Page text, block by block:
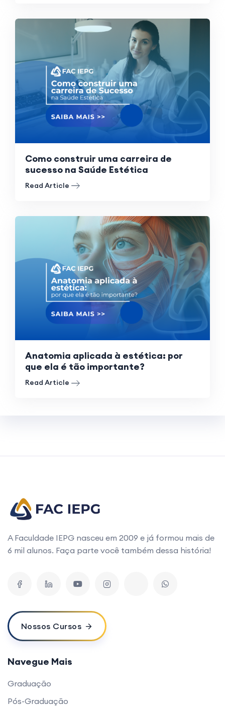
Como construir uma carreira de
sucesso na Saúde Estética
Read Article
Anatomia aplicada à estética: por
que ela é tão importante?
Read Article
A Faculdade IEPG nasceu em 2009 e já formou mais de
6 mil alunos. Faça parte você também dessa história!
Nossos Cursos
Navegue Mais
Graduação
Pós-Graduação